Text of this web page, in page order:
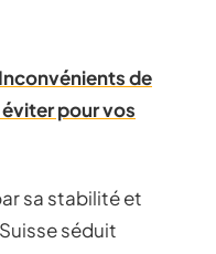
Inconvénients de
pour vos
sa stabilité et
séduit